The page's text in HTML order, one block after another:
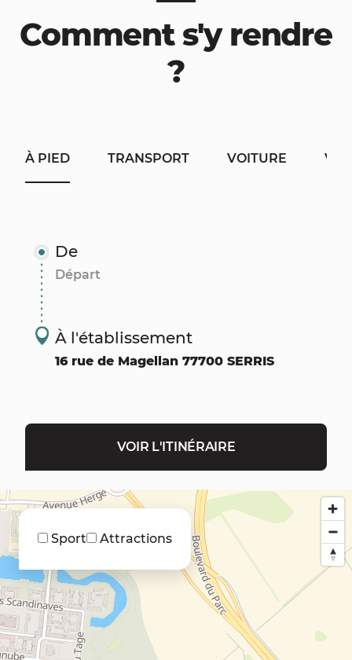
Comment s'y rendre
?
Sport Attractions
À PIED TRANSPORT VOITURE
De
À l'établissement
16 rue de Magellan 77700 SERRIS
VOIR L'ITINÉRAIRE